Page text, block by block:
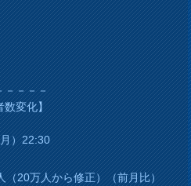
－－－－
数変化】
）22:30
万人から修正）（前月比）